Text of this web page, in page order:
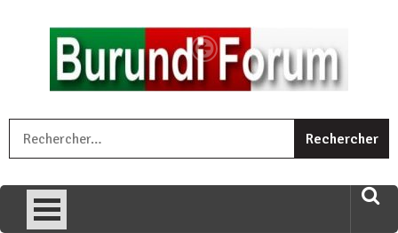
umariye umuryango wawe canke igihugu cakwibarutse .Wewe
uri ngaha ndagusigiye iki kibazo : Uriko ukora iki kugira ngo